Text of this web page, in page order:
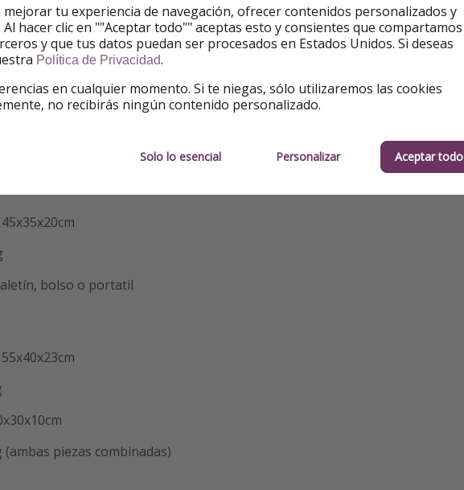
caber debajo de los asientos en cabina
los lados 118cm máx.
bolso o portatil
(ambas piezas combinadas)
tu experiencia de navegación, ofrecer contenidos personalizados y
hacer clic en ""Aceptar todo"" aceptas esto y consientes que compartamos
y que tus datos puedan ser procesados en Estados Unidos. Si deseas
Política de Privacidad.
en cualquier momento. Si te niegas, sólo utilizaremos las cookies
no recibirás ningún contenido personalizado.
Solo lo esencial Personalizar Aceptar todo